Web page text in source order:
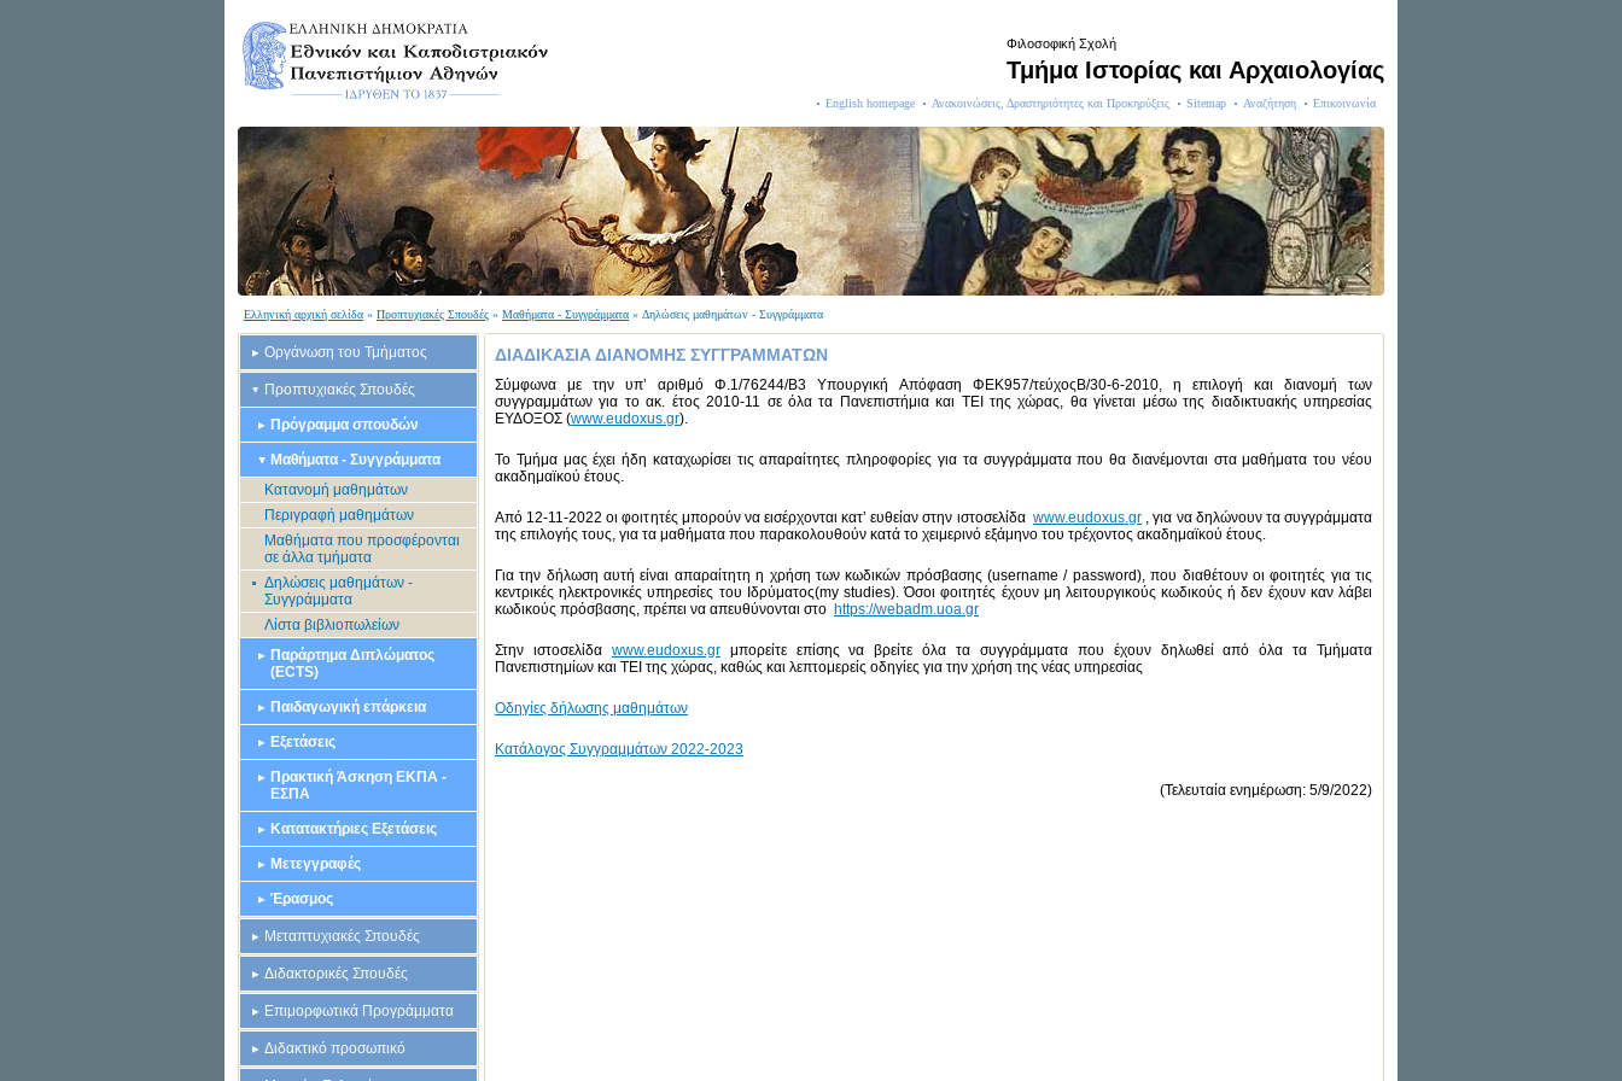
Φιλοσοφική Σχολή
Τμήμα Ιστορίας και Αρχαιολογίας
English homepage Ανακοινώσεις, Δραστηριότητες και Προκηρύξεις Sitemap Αναζήτηση Επικοινωνία
Ελληνική αρχική σελίδα » Προπτυχιακές Σπουδές » Μαθήματα - Συγγράμματα » Δηλώσεις μαθημάτων - Συγγράμματα
Οργάνωση του Τμήματος
Προπτυχιακές Σπουδές
Πρόγραμμα σπουδών
Μαθήματα - Συγγράμματα
Κατανομή μαθημάτων
Περιγραφή μαθημάτων
Μαθήματα που προσφέρονται
σε άλλα τμήματα
Δηλώσεις μαθημάτων -
Συγγράμματα
Λίστα βιβλιοπωλείων
Παράρτημα Διπλώματος
(ECTS)
Παιδαγωγική επάρκεια
Εξετάσεις
Πρακτική Άσκηση ΕΚΠΑ -
ΕΣΠΑ
Κατατακτήριες Εξετάσεις
Μετεγγραφές
Έρασμος
Μεταπτυχιακές Σπουδές
Διδακτορικές Σπουδές
Επιμορφωτικά Προγράμματα
Διδακτικό προσωπικό
ΔΙΑΔΙΚΑΣΙΑ ΔΙΑΝΟΜΗΣ ΣΥΓΓΡΑΜΜΑΤΩΝ
Σύμφωνα με την υπʼ αριθμό Φ.1/76244/Β3 Υπουργική Απόφαση ΦΕΚ957/τεύχοςΒ/30-6-2010, η επιλογή και διανομή των
συγγραμμάτων για το ακ. έτος 2010-11 σε όλα τα Πανεπιστήμια και ΤΕΙ της χώρας, θα γίνεται μέσω της διαδικτυακής υπηρεσίας
ΕΥΔΟΞΟΣ (www.eudoxus.gr).
Το Τμήμα μας έχει ήδη καταχωρίσει τις απαραίτητες πληροφορίες για τα συγγράμματα που θα διανέμονται στα μαθήματα του νέου
ακαδημαϊκού έτους.
Από 12-11-2022 οι φοιτητές μπορούν να εισέρχονται κατʼ ευθείαν στην ιστοσελίδα www.eudoxus.gr , για να δηλώνουν τα συγγράμματα
της επιλογής τους, για τα μαθήματα που παρακολουθούν κατά το χειμερινό εξάμηνο του τρέχοντος ακαδημαϊκού έτους.
Για την δήλωση αυτή είναι απαραίτητη η χρήση των κωδικών πρόσβασης (username / password), που διαθέτουν οι φοιτητές για τις
κεντρικές ηλεκτρονικές υπηρεσίες του Ιδρύματος(my studies). Όσοι φοιτητές έχουν μη λειτουργικούς κωδικούς ή δεν έχουν καν λάβει
κωδικούς πρόσβασης, πρέπει να απευθύνονται στο https://webadm.uoa.gr
Στην ιστοσελίδα www.eudoxus.grμπορείτε επίσης να βρείτε όλα τα συγγράμματα που έχουν δηλωθεί από όλα τα Τμήματα
Πανεπιστημίων και ΤΕΙ της χώρας, καθώς και λεπτομερείς οδηγίες για την χρήση της νέας υπηρεσίας
Οδηγίες δήλωσης μαθημάτων
Κατάλογος Συγγραμμάτων 2022-2023
(Τελευταία ενημέρωση: 5/9/2022)